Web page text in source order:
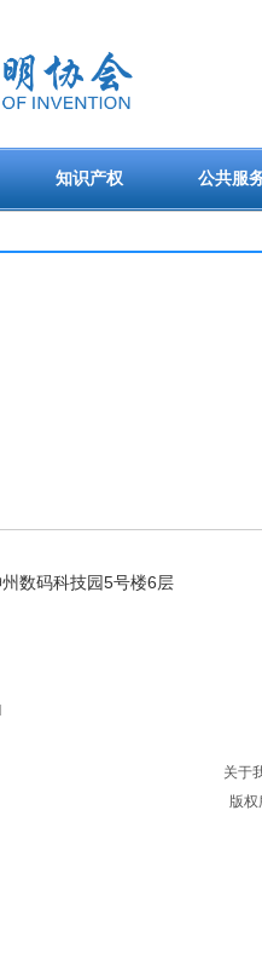
知识产权 公共服
州数码科技园5号楼6层
关于
版